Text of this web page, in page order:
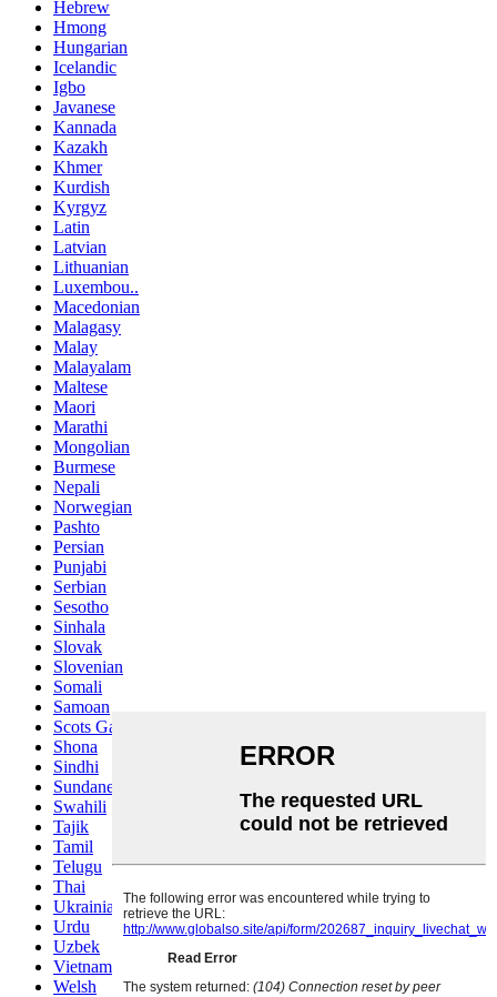
Hebrew
Hmong
Hungarian
Icelandic
Igbo
Javanese
Kannada
Kazakh
Khmer
Kurdish
Kyrgyz
Latin
Latvian
Lithuanian
Luxembou..
Macedonian
Malagasy
Malay
Malayalam
Maltese
Maori
Marathi
Mongolian
Burmese
Nepali
Norwegian
Pashto
Persian
Punjabi
Serbian
Sesotho
Sinhala
Slovak
Slovenian
Somali
Samoan
Scots Gaelic
Shona
Sindhi
Sundanese
Swahili
Tajik
Tamil
Telugu
Thai
Ukrainian
Urdu
Uzbek
Vietnamese
Welsh